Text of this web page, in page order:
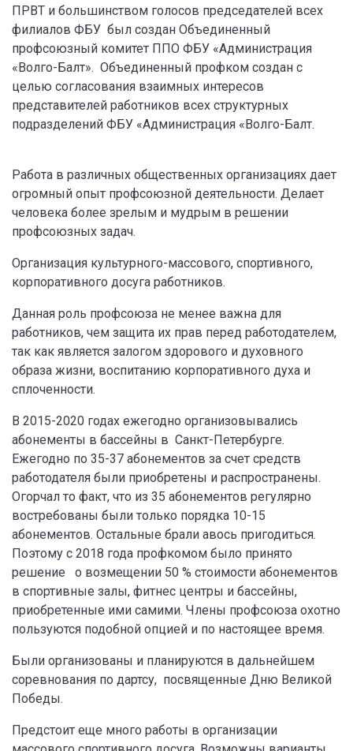
ПРВТ и большинством голосов председателей всех
филиалов ФБУ был создан Объединенный
профсоюзный комитет ППО ФБУ «Администрация
«Волго-Балт». Объединенный профком создан с
целью согласования взаимных интересов
представителей работников всех структурных
подразделений ФБУ «Администрация «Волго-Балт.
Работа в различных общественных организациях дает
огромный опыт профсоюзной деятельности. Делает
человека более зрелым и мудрым в решении
профсоюзных задач.
Организация культурного-массового, спортивного,
корпоративного досуга работников.
Данная роль профсоюза не менее важна для
работников, чем защита их прав перед работодателем,
так как является залогом здорового и духовного
образа жизни, воспитанию корпоративного духа и
сплоченности.
В 2015-2020 годах ежегодно организовывались
абонементы в бассейны в Санкт-Петербурге.
Ежегодно по 35-37 абонементов за счет средств
работодателя были приобретены и распространены.
Огорчал то факт, что из 35 абонементов регулярно
востребованы были только порядка 10-15
абонементов. Остальные брали авось пригодиться.
Поэтому с 2018 года профкомом было принято
решение о возмещении 50 % стоимости абонементов
в спортивные залы, фитнес центры и бассейны,
приобретенные ими самими. Члены профсоюза охотно
пользуются подобной опцией и по настоящее время.
Были организованы и планируются в дальнейшем
соревнования по дартсу, посвященные Дню Великой
Победы.
Предстоит еще много работы в организации